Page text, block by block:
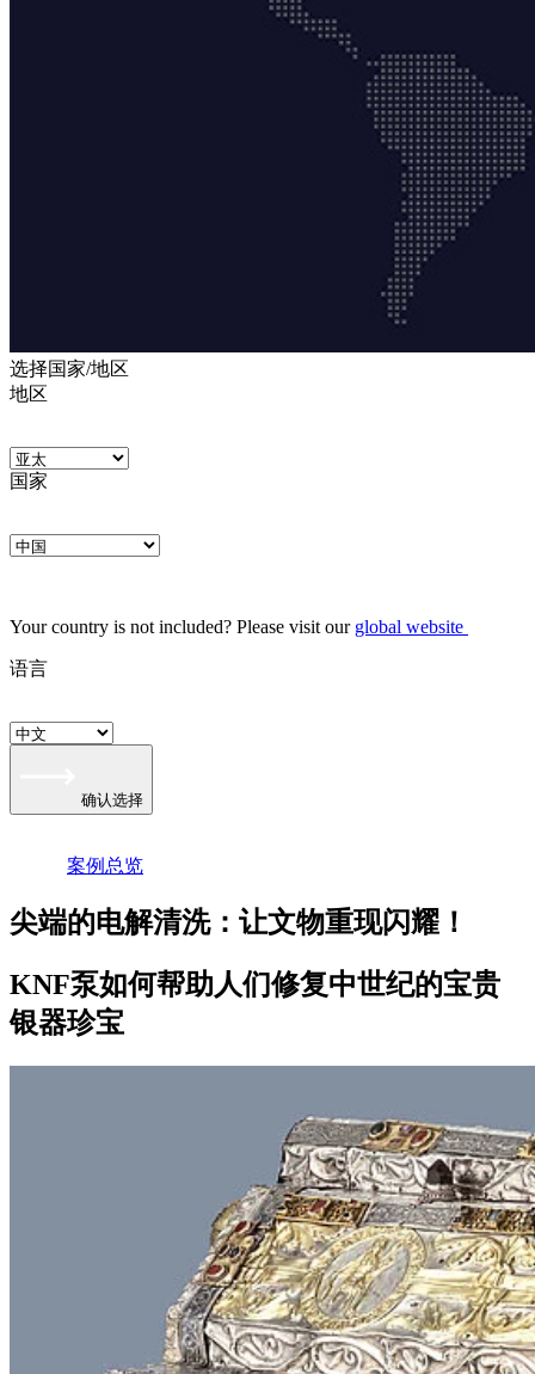
选择国家/地区
地区
国家
Your country is not included? Please visit our global website
语言
确认选择
案例总览
尖端的电解清洗：让文物重现闪耀！
KNF泵如何帮助人们修复中世纪的宝贵
银器珍宝